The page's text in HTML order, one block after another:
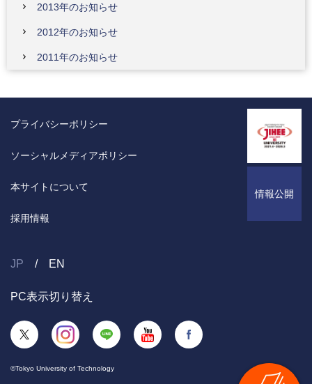
2013年のお知らせ
2012年のお知らせ
2011年のお知らせ
情報公開
プライバシーポリシー
ソーシャルメディアポリシー
本サイトについて
採用情報
JP EN
PC表示切り替え
©Tokyo University of Technology